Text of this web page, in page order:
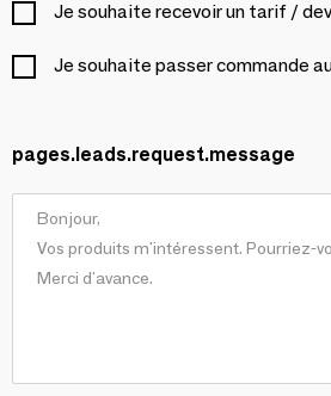
Je souhaite recevoir un tarif /
Je souhaite passer commande
pages.leads.request.message